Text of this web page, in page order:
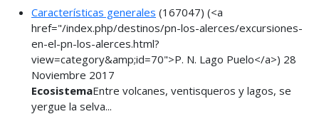
Características generales (167047) (<a
href="/index.php/destinos/pn-los-alerces/excursiones-
en-el-pn-los-alerces.html?
view=category&amp;id=70">P. N. Lago Puelo</a>) 28
Noviembre 2017
EcosistemaEntre volcanes, ventisqueros y lagos, se
yergue la selva...